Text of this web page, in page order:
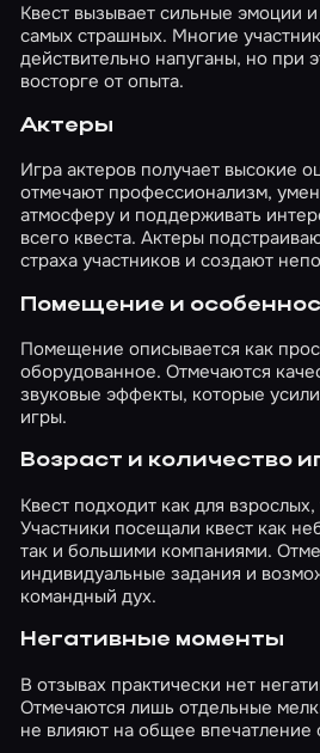
Квест вызывает сильные эмоции
самых страшных. Многие
действительно напуганы, но при
восторге от опыта.
Актеры
Игра актеров получает высокие
отмечают профессионализм,
атмосферу и поддерживать
всего квеста. Актеры
страха участников и создают
Помещение и
Помещение описывается как
оборудованное. Отмечаются
звуковые эффекты, которые
игры.
Возраст и количество
Квест подходит как для
Участники посещали квест как
так и большими компаниями.
индивидуальные задания и
командный дух.
Негативные моменты
В отзывах практически нет
Отмечаются лишь отдельные
не влияют на общее впечатление